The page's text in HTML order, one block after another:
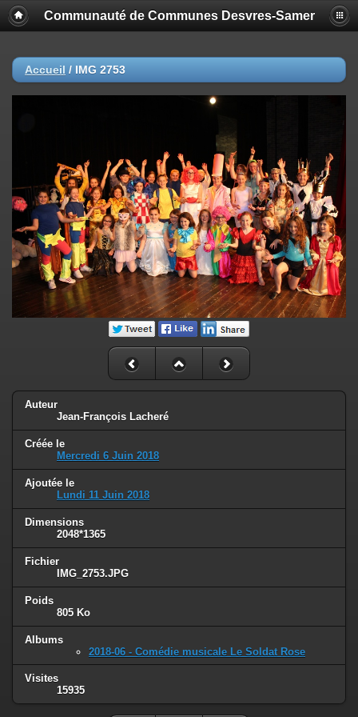
Communauté de Communes Desvres-Samer
Accueil / IMG 2753
Auteur
Jean-François Lacheré
Créée le
Mercredi 6 Juin 2018
Ajoutée le
Lundi 11 Juin 2018
Dimensions
2048*1365
Fichier
IMG_2753.JPG
Poids
805 Ko
Albums
2018-06 - Comédie musicale Le Soldat Rose
Visites
15935